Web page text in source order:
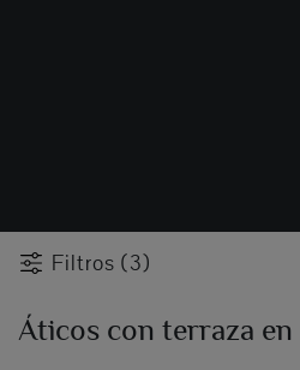
Filtros (3)
Áticos con terraza en